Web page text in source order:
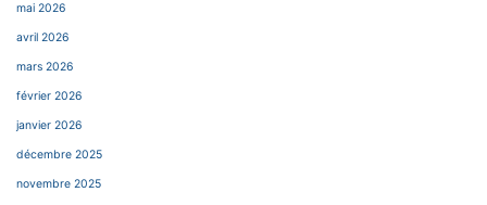
mai 2026
avril 2026
mars 2026
février 2026
janvier 2026
décembre 2025
novembre 2025